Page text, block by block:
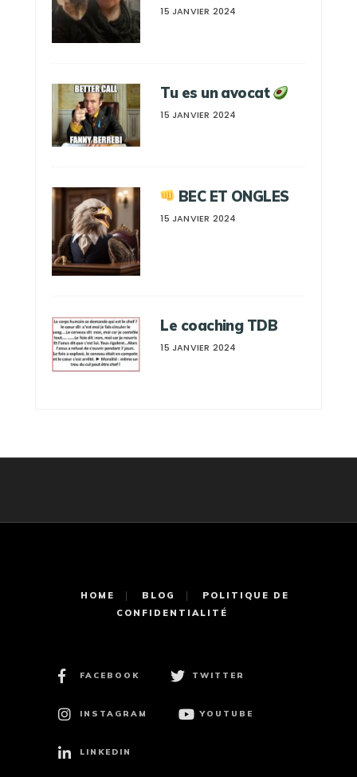
15 JANVIER 2024
Tu es un avocat
15 JANVIER 2024
BEC ET ONGLES
15 JANVIER 2024
Le coaching TDB
15 JANVIER 2024
HOME BLOG
POLITIQUE DE
CONFIDENTIALITÉ
FACEBOOK TWITTER
INSTAGRAM YOUTUBE
LINKEDIN